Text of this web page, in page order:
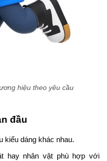
hiệu theo yêu cầu
đầu
kiểu dáng khác nhau.
hay nhân vật phù hợp với